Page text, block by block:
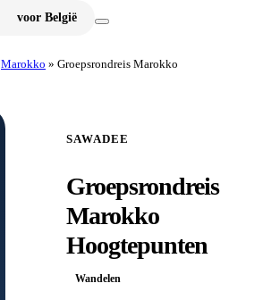
voor België
Marokko » Groepsrondreis Marokko
SAWADEE
Groepsrondreis
Marokko
Hoogtepunten
Wandelen